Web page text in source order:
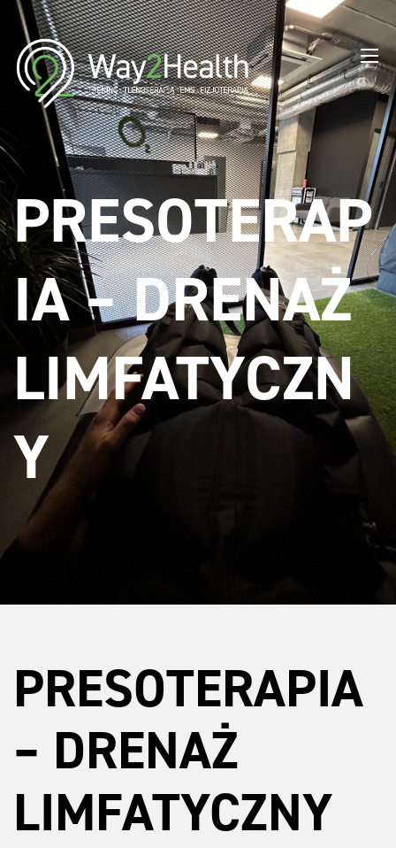
PRESOTERAP
IA – DRENAŻ
LIMFATYCZN
Y
PRESOTERAPIA
– DRENAŻ
LIMFATYCZNY​